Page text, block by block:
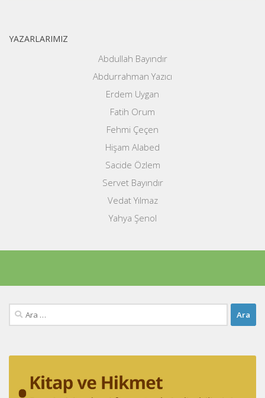
YAZARLARIMIZ
Abdullah Bayındır
Abdurrahman Yazıcı
Erdem Uygan
Fatih Orum
Fehmi Çeçen
Hişam Alabed
Sacide Özlem
Servet Bayındır
Vedat Yılmaz
Yahya Şenol
Arama: